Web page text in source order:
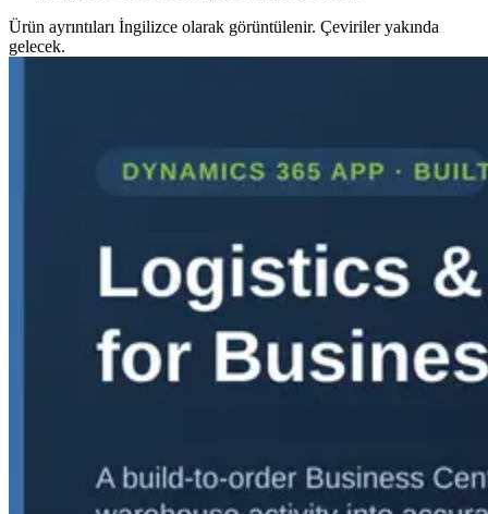
Ürün ayrıntıları İngilizce olarak görüntülenir. Çeviriler yakında
gelecek.